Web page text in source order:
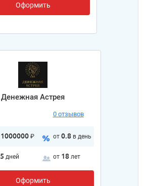
Оформить
Денежная Астрея
0 отзывов
1000000 ₽ от 0.8 в день
5 дней от 18 лет
Оформить